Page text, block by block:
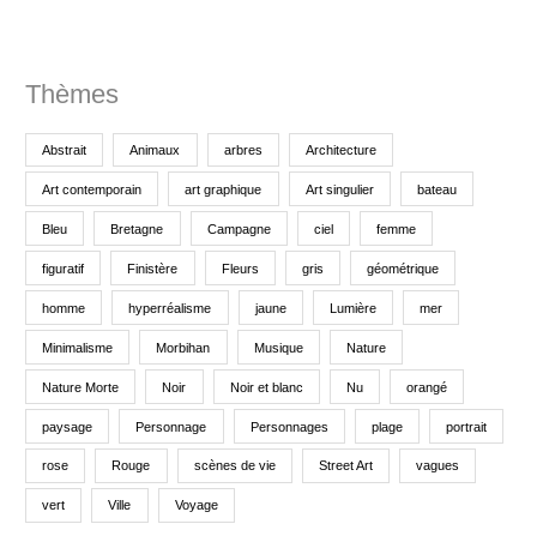
Thèmes
Abstrait Animaux arbres Architecture
Art contemporain art graphique Art singulier bateau
Bleu Bretagne Campagne ciel femme
figuratif Finistère Fleurs gris géométrique
homme hyperréalisme jaune Lumière mer
Minimalisme Morbihan Musique Nature
Nature Morte Noir Noir et blanc Nu orangé
paysage Personnage Personnages plage portrait
rose Rouge scènes de vie Street Art vagues
vert Ville Voyage